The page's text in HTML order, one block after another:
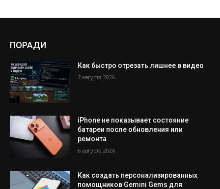
ПОРАДИ
Как быстро отрезать лишнее в видео
7 августа 2026
iPhone не показывает состояние
батареи после обновления или
ремонта
6 августа 2026
Как создать персонализированных
помощников Gemini Gems для